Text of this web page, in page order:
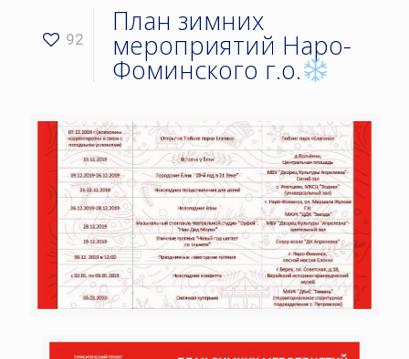
92
План зимних
мероприятий Наро-
Фоминского г.о.